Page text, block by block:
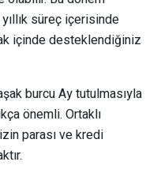
süreç içerisinde
içinde desteklendiğiniz
burcu Ay tutulmasıyla
önemli. Ortaklı
parası ve kredi